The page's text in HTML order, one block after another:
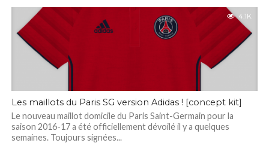
4.1K
Les maillots du Paris SG version Adidas ! [concept kit]
Le nouveau maillot domicile du Paris Saint-Germain pour la
saison 2016-17 a été officiellement dévoilé il y a quelques
semaines. Toujours signées...